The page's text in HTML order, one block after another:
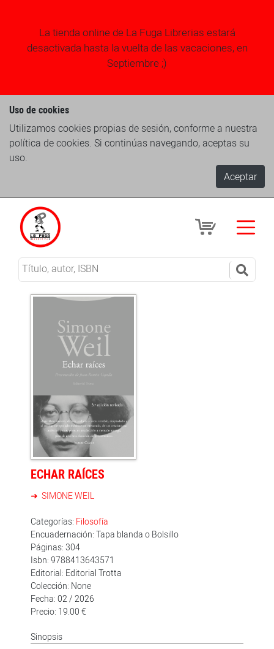
La tienda online de La Fuga Librerias estará
desactivada hasta la vuelta de las vacaciones, en
Septiembre ;)
Uso de cookies
Utilizamos cookies propias de sesión, conforme a nuestra
política de cookies. Si continúas navegando, aceptas su
uso.
Aceptar
ECHAR RAÍCES
SIMONE WEIL
Categorías: Filosofía
Encuadernación: Tapa blanda o Bolsillo
Páginas: 304
Isbn: 9788413643571
Editorial: Editorial Trotta
Colección: None
Fecha: 02 / 2026
Precio: 19.00 €
Sinopsis